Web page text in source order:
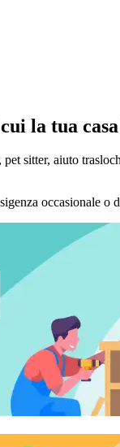
la tua casa
sitter, aiuto
occasionale